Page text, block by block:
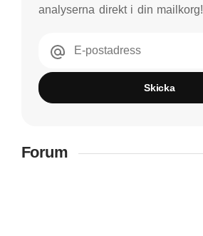
analyserna direkt i din mailkorg!
E-postadress
Skicka
Forum